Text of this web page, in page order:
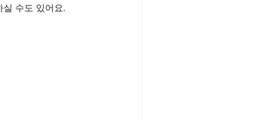
수도 있어요.